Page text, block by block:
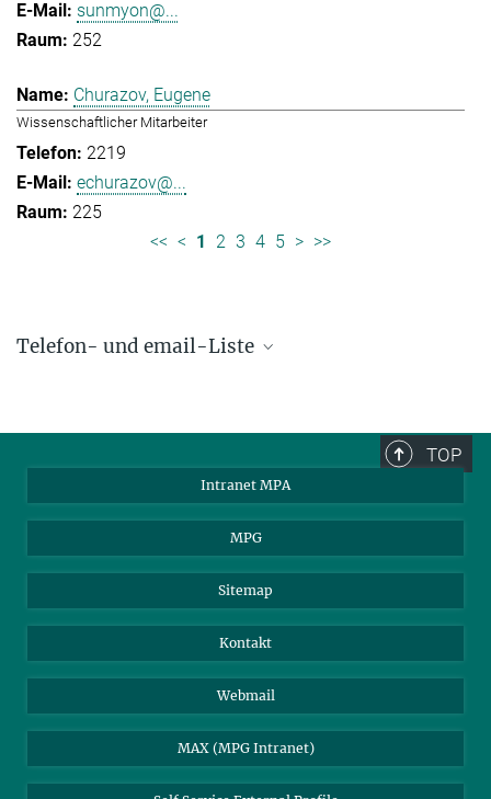
sunmyon@...
252
Churazov, Eugene
Wissenschaftlicher Mitarbeiter
2219
echurazov@...
225
<< < 1 2 3 4 5 > >>
Telefon- und email-Liste
85748 Garching, Germany
TOP
Intranet MPA
MPG
Sitemap
Kontakt
Webmail
MAX (MPG Intranet)